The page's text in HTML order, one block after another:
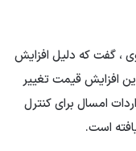
، گفت که دلیل افزایش
افزایش قیمت تغییر
امسال برای کنترل
است.